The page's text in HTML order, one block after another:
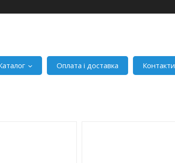
Оплата і доставка Контакти